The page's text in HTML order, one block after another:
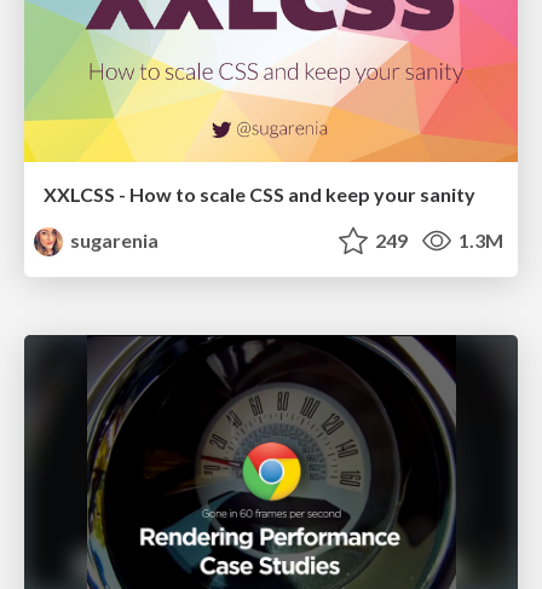
XXLCSS - How to scale CSS and keep your sanity
sugarenia
249 1.3M